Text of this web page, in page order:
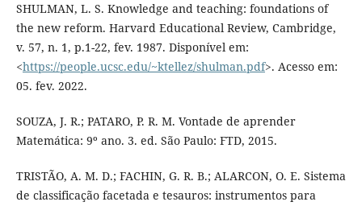
SHULMAN, L. S. Knowledge and teaching: foundations of
the new reform. Harvard Educational Review, Cambridge,
v. 57, n. 1, p.1-22, fev. 1987. Disponível em:
<https://people.ucsc.edu/~ktellez/shulman.pdf>. Acesso em:
05. fev. 2022.
SOUZA, J. R.; PATARO, P. R. M. Vontade de aprender
Matemática: 9º ano. 3. ed. São Paulo: FTD, 2015.
TRISTÃO, A. M. D.; FACHIN, G. R. B.; ALARCON, O. E. Sistema
de classificação facetada e tesauros: instrumentos para